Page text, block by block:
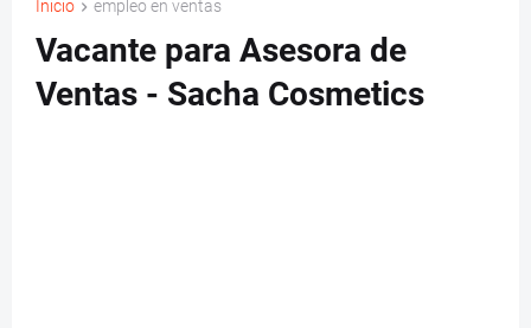
Inicio empleo en ventas
Vacante para Asesora de
Ventas - Sacha Cosmetics